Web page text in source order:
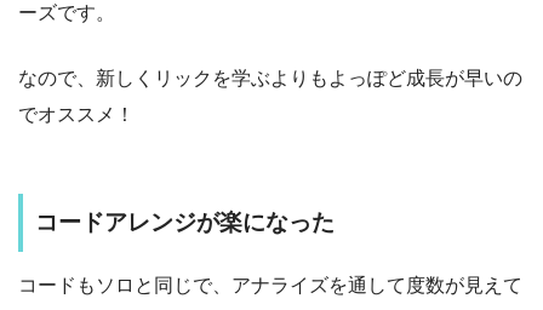
ーズです。
なので、 新しくリックを学ぶよりもよっぽど成長が早いの
でオススメ ！
コードアレンジが楽になった
コードもソロと同じで、アナライズを通して度数が見えて